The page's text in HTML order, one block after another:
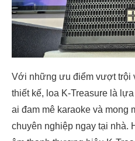
Với những ưu điểm vượt trội
thiết kế, loa K-Treasure là
ai đam mê karaoke và mong
chuyên nghiệp ngay tại nhà.